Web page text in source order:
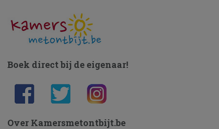
Boek direct bij de eigenaar!
Over Kamersmetontbijt.be